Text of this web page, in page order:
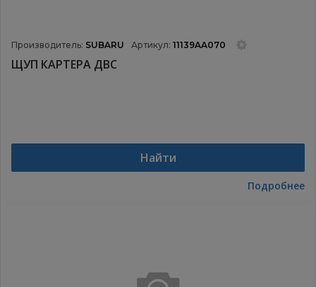
Производитель: SUBARU Артикул: 11139AA070
ЩУП КАРТЕРА ДВС
Найти
Подробнее